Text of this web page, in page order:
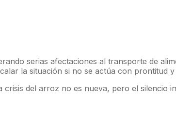
serias afectaciones al transporte de
la situación si no se actúa con prontitud y
del arroz no es nueva, pero el silencio